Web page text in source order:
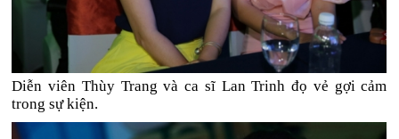
Diễn viên Thùy Trang và ca sĩ Lan Trinh đọ vẻ gợi cảm
trong sự kiện.